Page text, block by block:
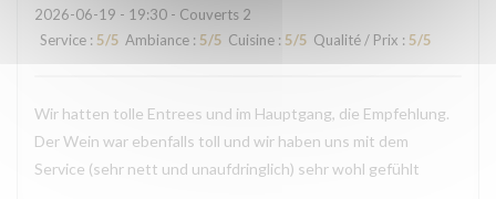
2026-06-19 - 19:30 - Couverts 2
Service : 5/5 Ambiance : 5/5 Cuisine : 5/5 Qualité / Prix : 5/5
Wir hatten tolle Entrees und im Hauptgang, die Empfehlung.
Der Wein war ebenfalls toll und wir haben uns mit dem
Service (sehr nett und unaufdringlich) sehr wohl gefühlt